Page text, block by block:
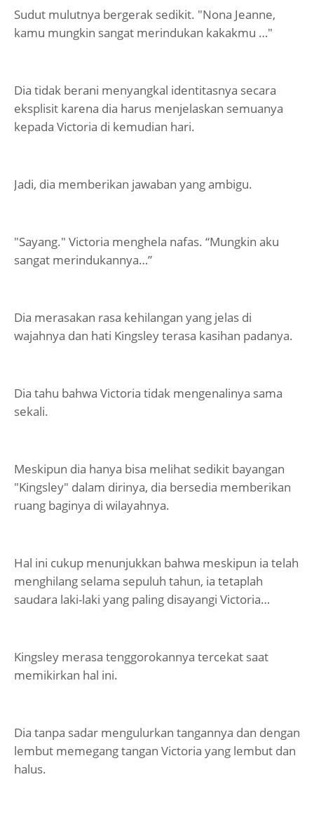
Sudut mulutnya bergerak sedikit. "Nona Jeanne,
kamu mungkin sangat merindukan kakakmu …"
Dia tidak berani menyangkal identitasnya secara
eksplisit karena dia harus menjelaskan semuanya
kepada Victoria di kemudian hari.
Jadi, dia memberikan jawaban yang ambigu.
"Sayang." Victoria menghela nafas. “Mungkin aku
sangat merindukannya…”
Dia merasakan rasa kehilangan yang jelas di
wajahnya dan hati Kingsley terasa kasihan padanya.
Dia tahu bahwa Victoria tidak mengenalinya sama
sekali.
Meskipun dia hanya bisa melihat sedikit bayangan
"Kingsley" dalam dirinya, dia bersedia memberikan
ruang baginya di wilayahnya.
Hal ini cukup menunjukkan bahwa meskipun ia telah
menghilang selama sepuluh tahun, ia tetaplah
saudara laki-laki yang paling disayangi Victoria…
Kingsley merasa tenggorokannya tercekat saat
memikirkan hal ini.
Dia tanpa sadar mengulurkan tangannya dan dengan
lembut memegang tangan Victoria yang lembut dan
halus.